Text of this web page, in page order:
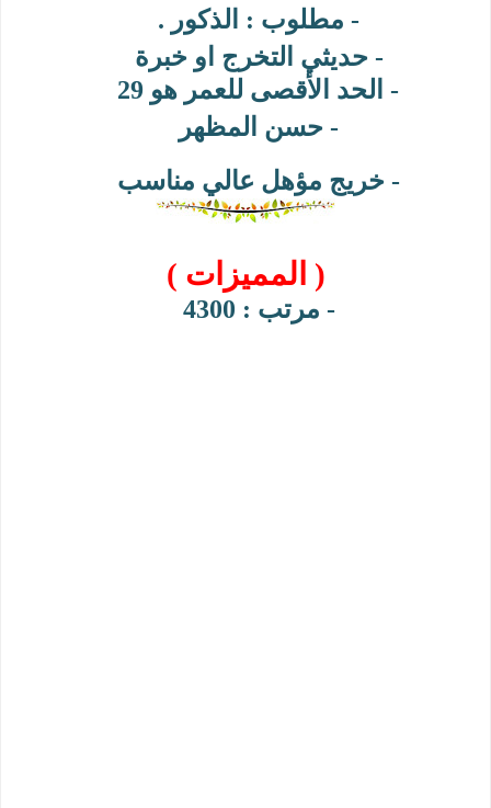
- مطلوب : الذكور .
- حديثي التخرج او خبرة
- الحد الأقصى للعمر هو 29
- حسن المظهر
- خريج مؤهل عالي مناسب
( المميزات )
- مرتب : 4300